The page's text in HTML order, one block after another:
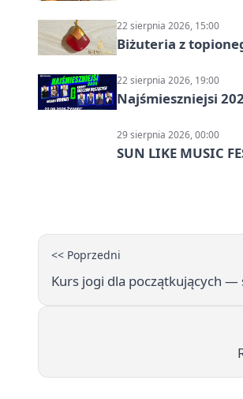
22 sierpnia 2026, 15:00
Biżuteria z
22 sierpnia 2026, 19:00
Najśmieszniejsi
29 sierpnia 2026, 00:00
SUN LIKE MUSIC
<< Poprzedni
Kurs jogi dla początkujących